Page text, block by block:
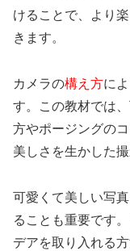
けることで、より
きます。
カメラの構え方に
す。この教材では
方やポージングの
美しさを生かした
可愛くて美しい写真
ることも重要です
デアを取り入れる